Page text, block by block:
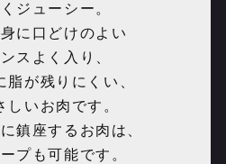
ジューシー。
に口どけのよい
スよく入り、
脂が残りにくい、
しいお肉です。
鎮座するお肉は、
プも可能です。